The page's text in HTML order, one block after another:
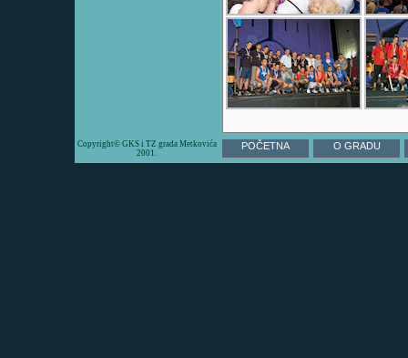
Copyright© GKS i TZ grada Metkovića
2001.
POČETNA O GRADU